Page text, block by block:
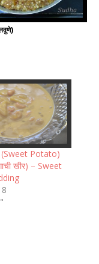
Potato)
खीर) – Sweet